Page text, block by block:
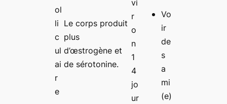
ol
li
c
ul
ai
r
e
Le corps produit
plus
d’œstrogène et
de sérotonine.
vi
r
o
n
1
4
jo
ur
Vo
ir
de
s
a
mi
(e)